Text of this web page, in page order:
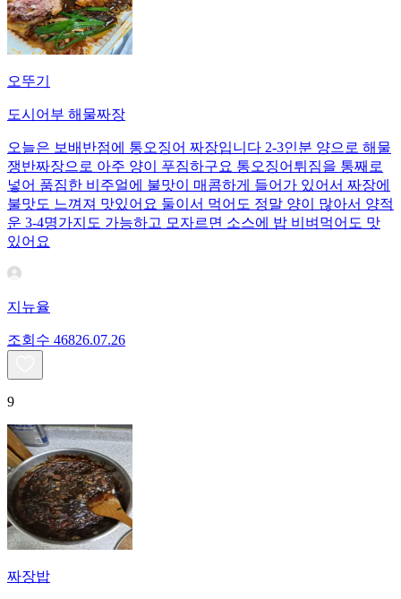
오뚜기
도시어부 해물짜장
오늘은 보배반점에 통오징어 짜장입니다 2-3인분 양으로 해물
쟁반짜장으로 아주 양이 푸짐하구요 통오징어튀짐을 통째로
넣어 품짐한 비주얼에 불맛이 매콤하게 들어가 있어서 짜장에
불맛도 느껴져 맛있어요 둘이서 먹어도 정말 양이 많아서 양적
운 3-4명가지도 가능하고 모자르면 소스에 밥 비벼먹어도 맛
있어요
지뉴율
조회수 46826.07.26
9
짜장밥